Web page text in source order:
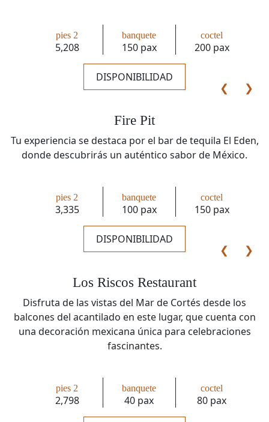
pies 2
5,208
banquete
150 pax
coctel
200 pax
DISPONIBILIDAD
❮ ❯
Fire Pit
Tu experiencia se destaca por el bar de tequila El Eden,
donde descubrirás un auténtico sabor de México.
pies 2
3,335
banquete
100 pax
coctel
150 pax
DISPONIBILIDAD
❮ ❯
Los Riscos Restaurant
Disfruta de las vistas del Mar de Cortés desde los
balcones del acantilado en este lugar, que cuenta con
una decoración mexicana única para celebraciones
fascinantes.
pies 2
2,798
banquete
40 pax
coctel
80 pax